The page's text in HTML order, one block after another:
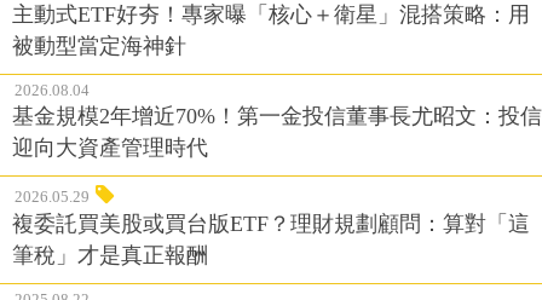
主動式ETF好夯！專家曝「核心＋衛星」混搭策略：用
被動型當定海神針
2026.08.04
基金規模2年增近70%！第一金投信董事長尤昭文：投信
迎向大資產管理時代
2026.05.29
複委託買美股或買台版ETF？理財規劃顧問：算對「這
筆稅」才是真正報酬